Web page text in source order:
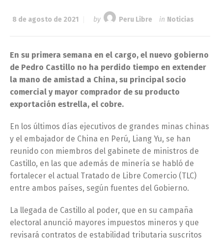
8 de agosto de 2021 by Peru Libre in Noticias
En su primera semana en el cargo, el nuevo gobierno
de Pedro Castillo no ha perdido tiempo en extender
la mano de amistad a China, su principal socio
comercial y mayor comprador de su producto
exportación estrella, el cobre.
En los últimos días ejecutivos de grandes minas chinas
y el embajador de China en Perú, Liang Yu, se han
reunido con miembros del gabinete de ministros de
Castillo, en las que además de minería se habló de
fortalecer el actual Tratado de Libre Comercio (TLC)
entre ambos países, según fuentes del Gobierno.
La llegada de Castillo al poder, que en su campaña
electoral anunció mayores impuestos mineros y que
revisará contratos de estabilidad tributaria suscritos